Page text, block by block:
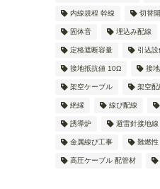
内線規程 幹線 切替
固体音 埋込み配線
定格遮断容量 引込設
接地抵抗値 10Ω 接
架空ケーブル 架空配
絶縁 線ぴ配線
誘導炉 避雷針接地線
金属線ぴ工事 難燃性
高圧ケーブル 配管材